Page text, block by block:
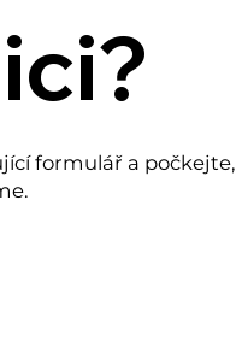
formulář a počkejte,